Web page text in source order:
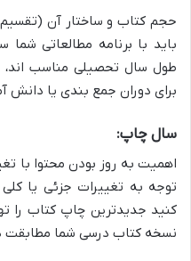
حجم کتاب و ساختار آن
باید با برنامه مطالعاتی
طول سال تحصیلی مناسب
برای دوران جمع بندی یا دانش
سال چاپ:
اهمیت به روز بودن محتوا با
توجه به تغییرات جزئی یا
کنید جدیدترین چاپ کتاب را
نسخه کتاب درسی شما مطابقت